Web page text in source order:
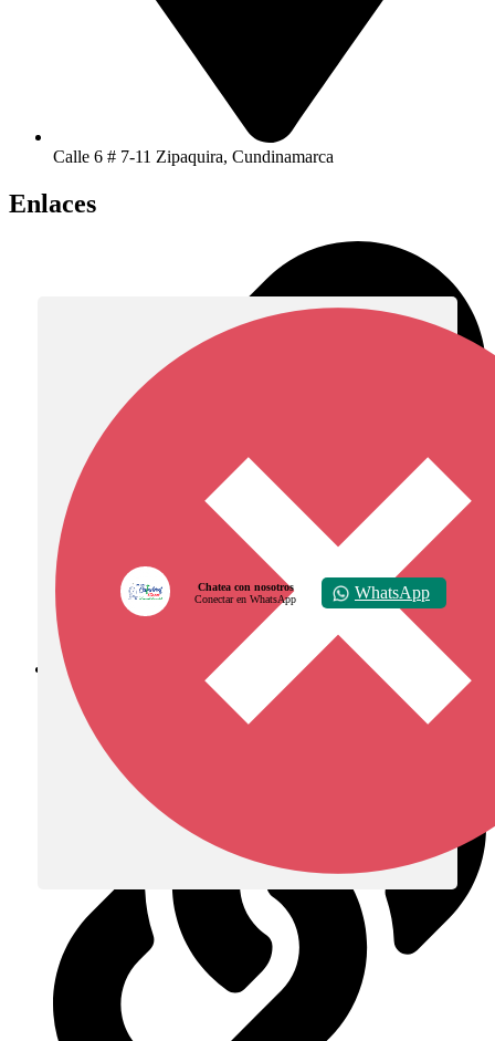
Calle 6 # 7-11 Zipaquira, Cundinamarca
Enlaces
Diócesis de Zipaquirá
Chatea con nosotros
Conectar en WhatsApp
WhatsApp